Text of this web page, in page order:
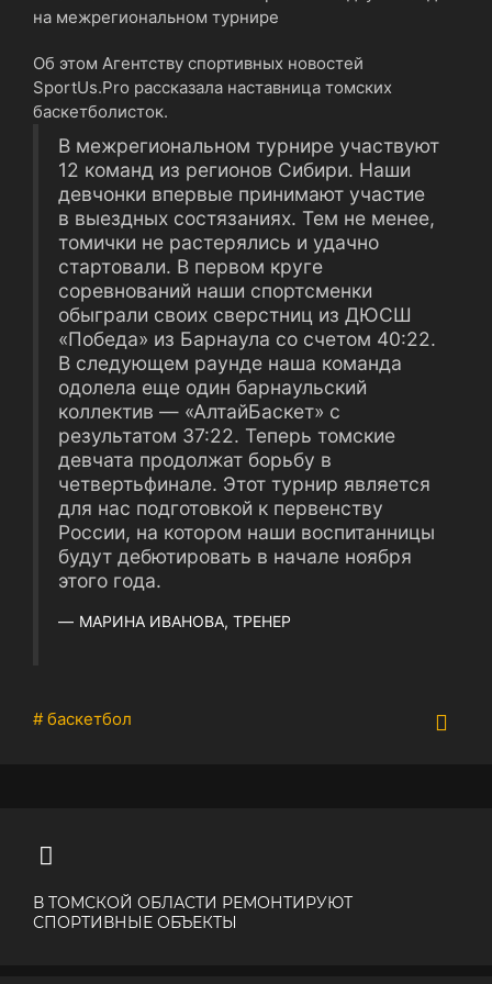
Об этом Агентству спортивных новостей
SportUs.Рro рассказала наставница томских
баскетболисток.
В межрегиональном турнире участвуют
12 команд из регионов Сибири. Наши
девчонки впервые принимают участие
в выездных состязаниях. Тем не менее,
томички не растерялись и удачно
стартовали. В первом круге
соревнований наши спортсменки
обыграли своих сверстниц из ДЮСШ
«Победа» из Барнаула со счетом 40:22.
В следующем раунде наша команда
одолела еще один барнаульский
коллектив ― «АлтайБаскет» с
результатом 37:22. Теперь томские
девчата продолжат борьбу в
четвертьфинале. Этот турнир является
для нас подготовкой к первенству
России, на котором наши воспитанницы
будут дебютировать в начале ноября
этого года.
МАРИНА ИВАНОВА, ТРЕНЕР
# баскетбол
В ТОМСКОЙ ОБЛАСТИ РЕМОНТИРУЮТ
СПОРТИВНЫЕ ОБЪЕКТЫ